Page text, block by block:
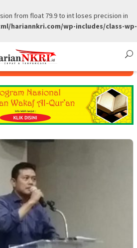
from float 79.9 to int loses precision in
hariannkri.com/wp-includes/class-wp-